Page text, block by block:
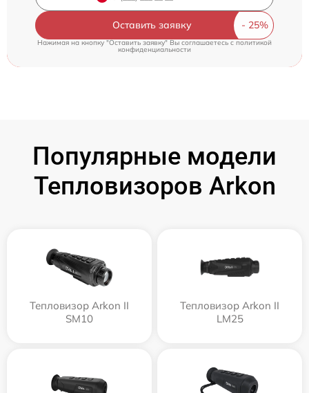
Оставить заявку
Нажимая на кнопку "Оставить заявку" Вы соглашаетесь c политикой
конфиденциальности
Популярные модели
Тепловизоров Arkon
Тепловизор Arkon II
SM10
Тепловизор Arkon II
LM25